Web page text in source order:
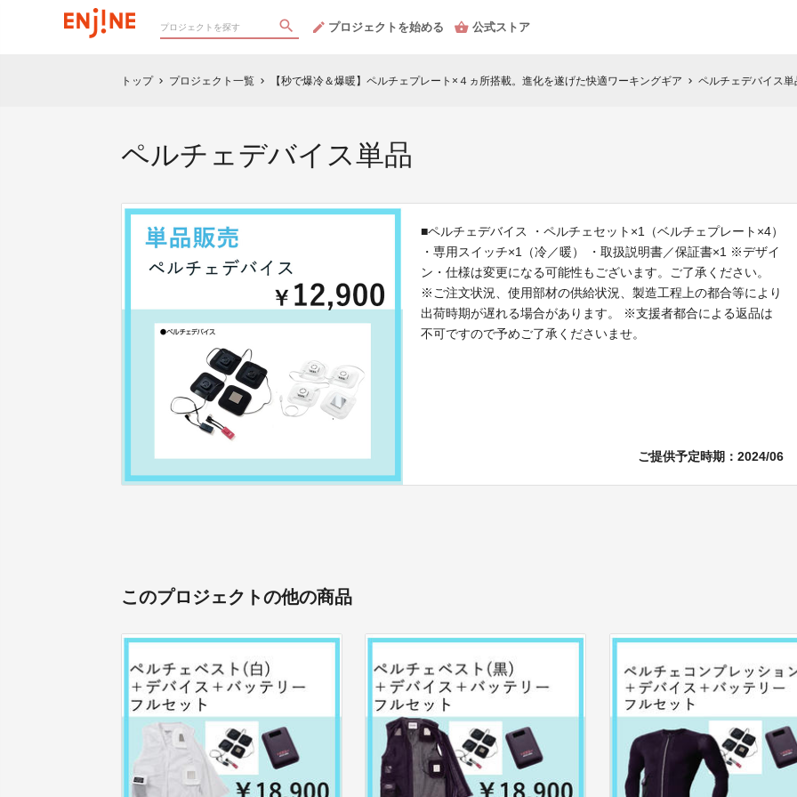
プロジェクトを始める 公式ストア
トップ chevron_right プロジェクト一覧 chevron_right 【秒で爆冷＆爆暖】ペルチェプレート×４ヵ所搭載。進化を遂げた快適ワーキングギア chevron_right ペルチェデバイス単
ペルチェデバイス単品
■ペルチェデバイス ・ペルチェセット×1（ベルチェプレート×4）
・専用スイッチ×1（冷／暖） ・取扱説明書／保証書×1 ※デザイ
ン・仕様は変更になる可能性もございます。ご了承ください。
※ご注文状況、使用部材の供給状況、製造工程上の都合等により
出荷時期が遅れる場合があります。 ※支援者都合による返品は
不可ですので予めご了承くださいませ。
ご提供予定時期：2024/06
このプロジェクトの他の商品